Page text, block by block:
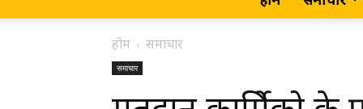
होम समाचार
समाचार